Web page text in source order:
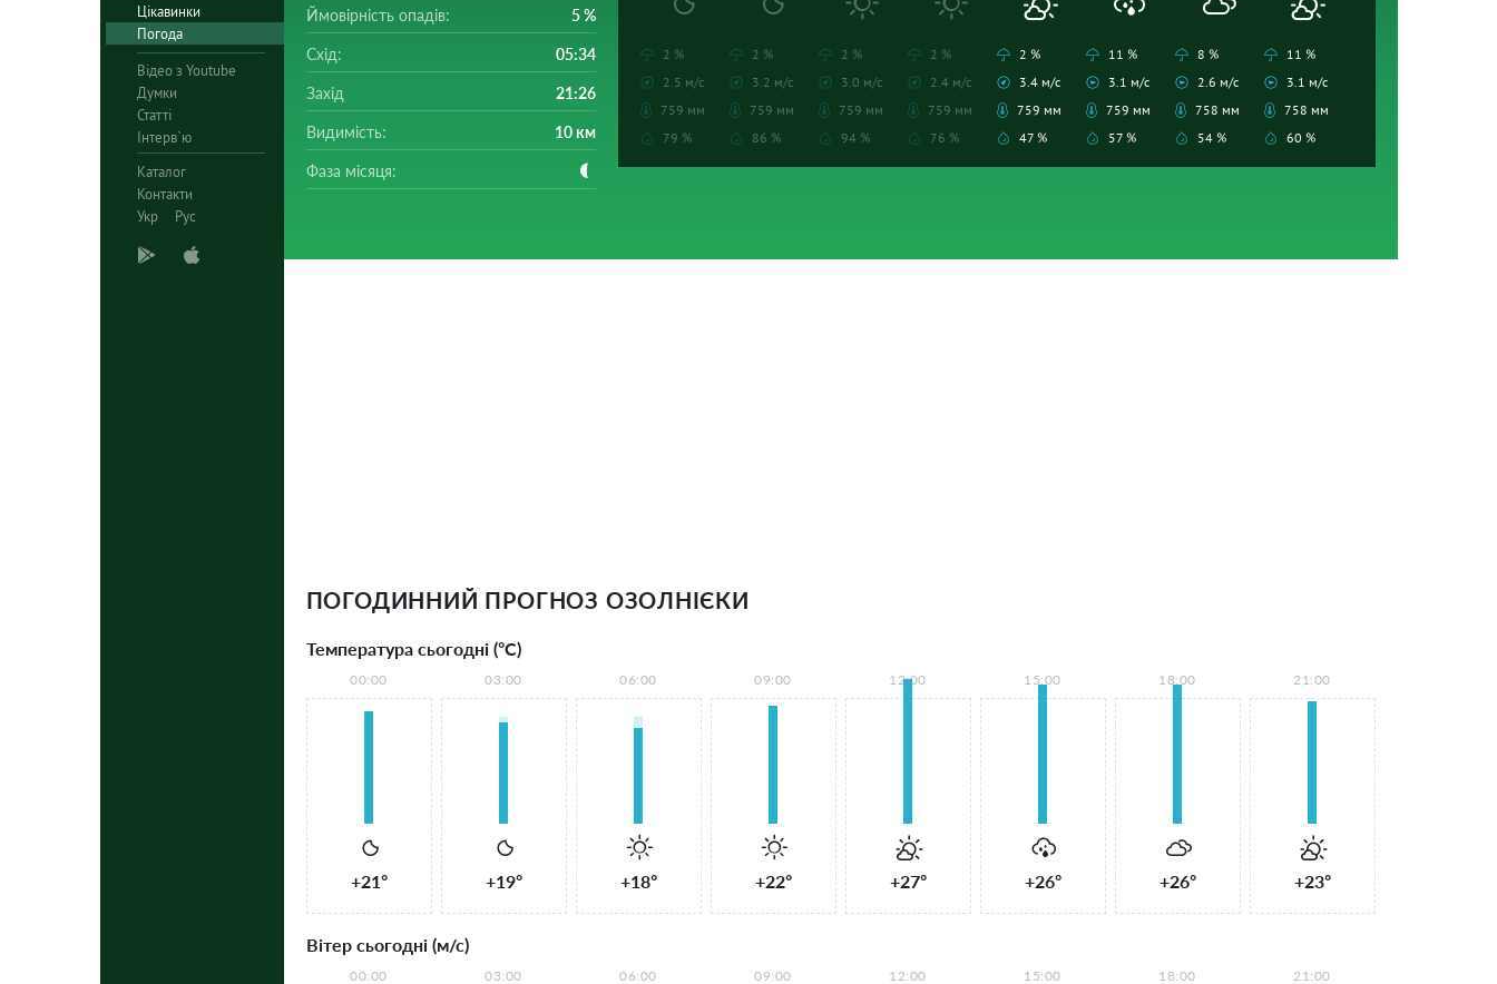
Цікавинки
Погода
Відео з Youtube
Думки
Статті
Інтерв`ю
Каталог
Контакти
Укр
Рус
Ймовірність опадів: 5 %
Схід: 05:34
Захід 21:26
Видимість: 10 км
Фаза місяця:
2 %
2.5 м/с
759 мм
79 %
2 %
3.2 м/с
759 мм
86 %
2 %
3.0 м/с
759 мм
94 %
2 %
2.4 м/с
759 мм
76 %
2 %
3.4 м/с
759 мм
47 %
11 %
3.1 м/с
759 мм
57 %
8 %
2.6 м/с
758 мм
54 %
11 %
3.1 м/с
758 мм
60 %
ПОГОДИННИЙ ПРОГНОЗ ОЗОЛНІЄКИ
Температура сьогодні (°С)
00:00
+21°
03:00
+19°
06:00
+18°
09:00
+22°
12:00
+27°
15:00
+26°
18:00
+26°
21:00
+23°
Вітер сьогодні (м/с)
00:00 03:00 06:00 09:00 12:00 15:00 18:00 21:00